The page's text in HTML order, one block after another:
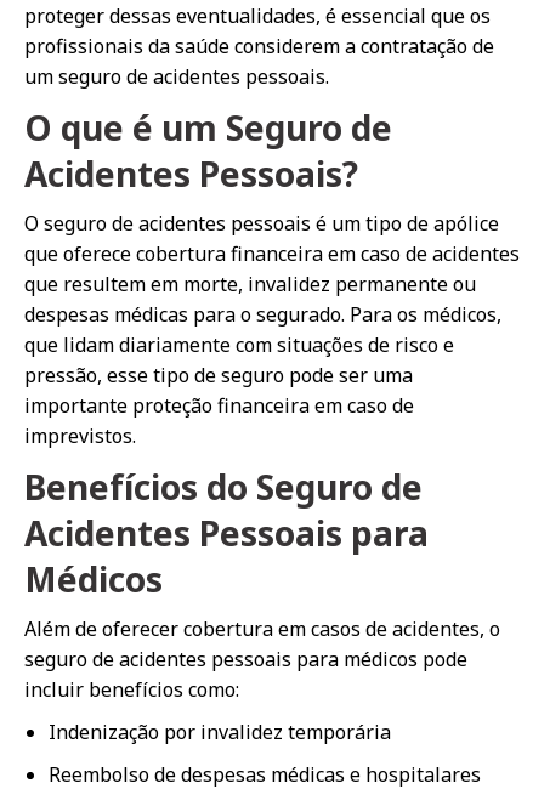
proteger dessas eventualidades, é essencial que os
profissionais da saúde considerem a contratação de
um seguro de acidentes pessoais.
O que é um Seguro de
Acidentes Pessoais?
O seguro de acidentes pessoais é um tipo de apólice
que oferece cobertura financeira em caso de acidentes
que resultem em morte, invalidez permanente ou
despesas médicas para o segurado. Para os médicos,
que lidam diariamente com situações de risco e
pressão, esse tipo de seguro pode ser uma
importante proteção financeira em caso de
imprevistos.
Benefícios do Seguro de
Acidentes Pessoais para
Médicos
Além de oferecer cobertura em casos de acidentes, o
seguro de acidentes pessoais para médicos pode
incluir benefícios como:
Indenização por invalidez temporária
Reembolso de despesas médicas e hospitalares